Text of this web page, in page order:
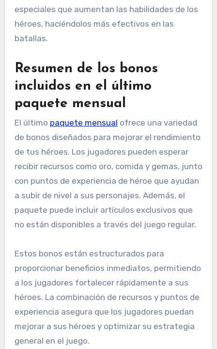
especiales que aumentan las habilidades de los
héroes, haciéndolos más efectivos en las
batallas.
Resumen de los bonos
incluidos en el último
paquete mensual
El último paquete mensual ofrece una variedad
de bonos diseñados para mejorar el rendimiento
de tus héroes. Los jugadores pueden esperar
recibir recursos como oro, comida y gemas, junto
con puntos de experiencia de héroe que ayudan
a subir de nivel a sus personajes. Además, el
paquete puede incluir artículos exclusivos que
no están disponibles a través del juego regular.
Estos bonos están estructurados para
proporcionar beneficios inmediatos, permitiendo
a los jugadores fortalecer rápidamente a sus
héroes. La combinación de recursos y puntos de
experiencia asegura que los jugadores puedan
mejorar a sus héroes y optimizar su estrategia
general en el juego.